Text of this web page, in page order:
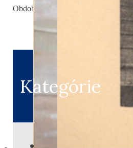
Obdobie februára a marca je
Kategórie